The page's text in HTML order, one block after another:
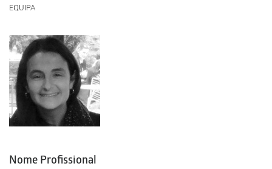
EQUIPA
Nome Profissional